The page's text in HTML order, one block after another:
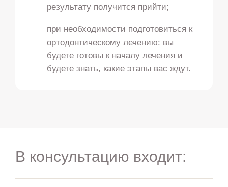
результату получится прийти;
при необходимости подготовиться к
ортодонтическому лечению: вы
будете готовы к началу лечения и
будете знать, какие этапы вас ждут.
В консультацию входит: